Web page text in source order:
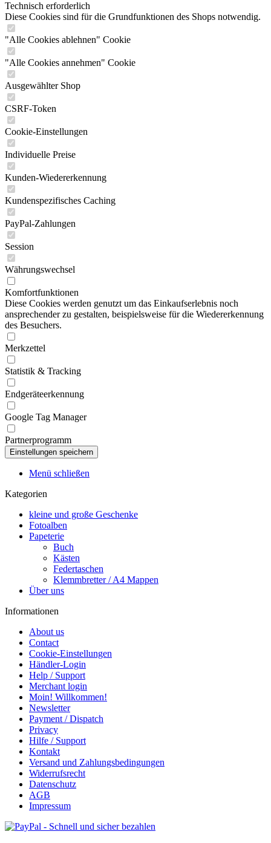
Technisch erforderlich
Diese Cookies sind für die Grundfunktionen des Shops notwendig.
"Alle Cookies ablehnen" Cookie
"Alle Cookies annehmen" Cookie
Ausgewählter Shop
CSRF-Token
Cookie-Einstellungen
Individuelle Preise
Kunden-Wiedererkennung
Kundenspezifisches Caching
PayPal-Zahlungen
Session
Währungswechsel
Komfortfunktionen
Diese Cookies werden genutzt um das Einkaufserlebnis noch
ansprechender zu gestalten, beispielsweise für die Wiedererkennung
des Besuchers.
Merkzettel
Statistik & Tracking
Endgeräteerkennung
Google Tag Manager
Partnerprogramm
Menü schließen
Kategorien
kleine und große Geschenke
Fotoalben
Papeterie
Buch
Kästen
Federtaschen
Klemmbretter / A4 Mappen
Über uns
Informationen
About us
Contact
Cookie-Einstellungen
Händler-Login
Help / Support
Merchant login
Moin! Willkommen!
Newsletter
Payment / Dispatch
Privacy
Hilfe / Support
Kontakt
Versand und Zahlungsbedingungen
Widerrufsrecht
Datenschutz
AGB
Impressum